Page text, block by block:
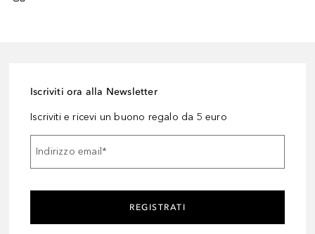
Iscriviti ora alla Newsletter
Iscriviti e ricevi un buono regalo da 5 euro
Indirizzo email*
REGISTRATI